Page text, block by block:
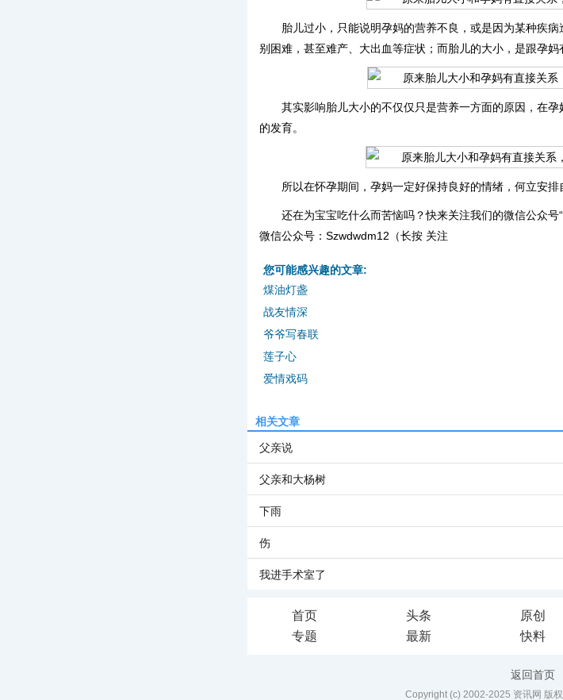
胎儿过小，只能说明孕妈的营养不良，或是因为某种疾
别困难，甚至难产、大出血等症状；而胎儿的大小，是跟孕妈
其实影响胎儿大小的不仅仅只是营养一方面的原因，在
的发育。
所以在怀孕期间，孕妈一定好保持良好的情绪，何立安排
还在为宝宝吃什么而苦恼吗？快来关注我们的微信公众号
微信公众号：Szwdwdm12（长按 关注
您可能感兴趣的文章:
煤油灯盏
战友情深
爷爷写春联
莲子心
爱情戏码
相关文章
父亲说
父亲和大杨树
下雨
伤
我进手术室了
首页 头条 原创
专题
最新 快料
返回首页
Copyright (c) 2002-2025 资讯网 版